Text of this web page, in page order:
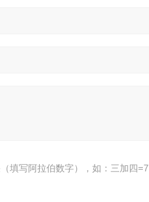
填写阿拉伯数字），如：三加四=7